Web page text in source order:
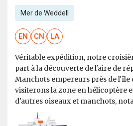
Mer de Weddell
EN CN LA
Véritable expédition, notre
part à la découverte de l'aire de
Manchots empereurs près de l'île
visiterons la zone en hélicoptère
d'autres oiseaux et manchots,